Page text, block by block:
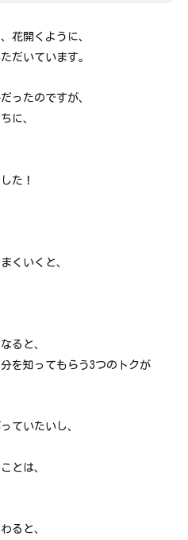
花開くように、
だいています。
ったのですが、
に、
た！
くいくと、
ると、
を知ってもらう3つのトクが
ていたいし、
とは、
ると、